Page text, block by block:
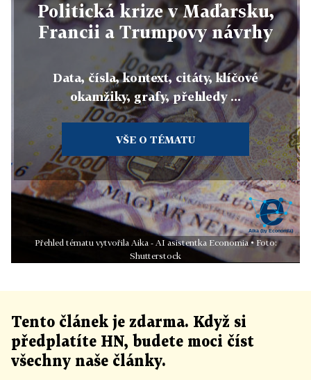
Politická krize v Maďarsku,
Francii a Trumpovy návrhy
Data, čísla, kontext, citáty, klíčové
okamžiky, grafy, přehledy ...
VŠE O TÉMATU
Přehled tématu vytvořila Aika - AI asistentka Economia • Foto:
Shutterstock
Tento článek je zdarma. Když si
předplatíte HN, budete moci číst
všechny naše články.